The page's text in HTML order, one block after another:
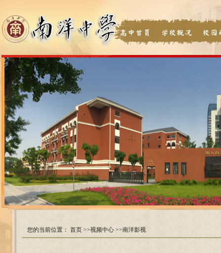
高中首页 学校概况 校园
您的当前位置： 首页 >>视频中心 >>南洋影视